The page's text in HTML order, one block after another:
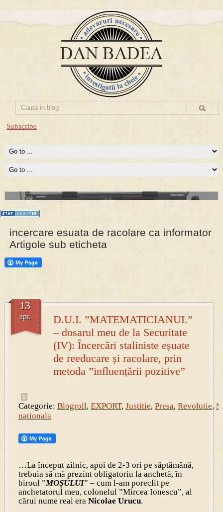
Subscribe
PRESA
Prima mea carte publicata (Nemira)
Averea Presedintelui: prima lucrare despre controversatele
conturi secrete ale Securitatii.
incercare esuata de racolare ca informator
Artigole sub eticheta
D.U.I. ”MATEMATICIANUL”
– dosarul meu de la Securitate
(IV): Încercări staliniste eșuate
de reeducare și racolare, prin
metoda ”influențării pozitive”
13
apr.
Categorie: Blogroll, EXPORT, Justitie, Presa, Revolutie,
nationala
…La început zilnic, apoi de 2-3 ori pe săptămână,
trebuia să mă prezint obligatoriu la anchetă, în
biroul ”MOȘULUI” – cum l-am poreclit pe
anchetatorul meu, colonelul ”Mircea Ionescu”, al
cărui nume real era Nicolae Urucu.